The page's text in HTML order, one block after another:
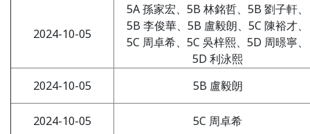
2024-10-05
5A 孫家宏、5B 林銘哲、5B 劉子軒、
5B 李俊華、5B 盧毅朗、5C 陳裕才、
5C 周卓希、5C 吳梓熙、5D 周暻寧、
5D 利泳熙
2024-10-05
5B 盧毅朗
2024-10-05 5C 周卓希